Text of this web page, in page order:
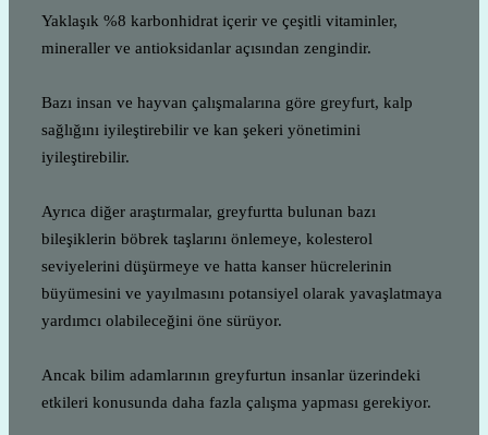
Yaklaşık %8 karbonhidrat içerir ve çeşitli vitaminler,
mineraller ve antioksidanlar açısından zengindir.
Bazı insan ve hayvan çalışmalarına göre greyfurt, kalp
sağlığını iyileştirebilir ve kan şekeri yönetimini
iyileştirebilir.
Ayrıca diğer araştırmalar, greyfurtta bulunan bazı
bileşiklerin böbrek taşlarını önlemeye, kolesterol
seviyelerini düşürmeye ve hatta kanser hücrelerinin
büyümesini ve yayılmasını potansiyel olarak yavaşlatmaya
yardımcı olabileceğini öne sürüyor.
Ancak bilim adamlarının greyfurtun insanlar üzerindeki
etkileri konusunda daha fazla çalışma yapması gerekiyor.